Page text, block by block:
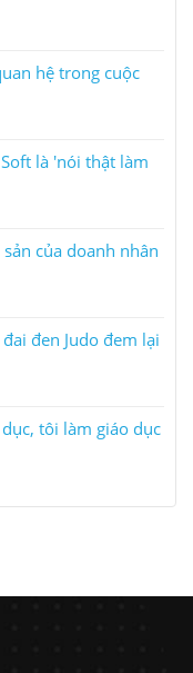
hệ trong cuộc
là 'nói thật làm
của doanh nhân
đen Judo đem lại
tôi làm giáo dục